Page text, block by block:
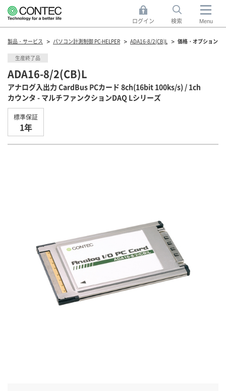
ログイン 検索 Menu
製品・サービス パソコン計測制御 PC-HELPER ADA16-8/2(CB)L 価格・オプション
ADA16-8/2(CB)L
アナログ入出力 CardBus PCカード 8ch(16bit 100ks/s) / 1ch
カウンタ - マルチファンクションDAQ Lシリーズ
生産終了品
標準保証
1年